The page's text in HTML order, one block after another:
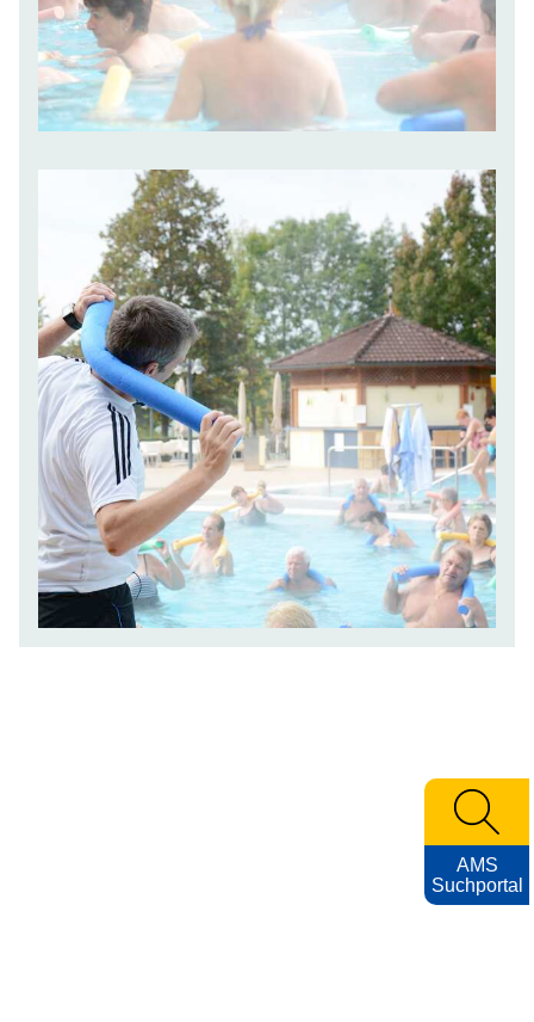
AMS
Suchportal